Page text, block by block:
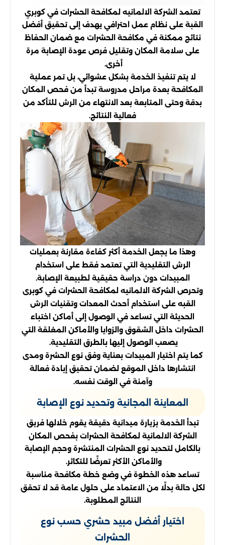
تعتمد الشركة الالمانيه لمكافحة الحشرات في كوبري
القبة على نظام عمل احترافي يهدف إلى تحقيق أفضل
نتائج ممكنة في مكافحة الحشرات مع ضمان الحفاظ
على سلامة المكان وتقليل فرص عودة الإصابة مرة
أخرى.
لا يتم تنفيذ الخدمة بشكل عشوائي، بل تمر عملية
المكافحة بعدة مراحل مدروسة تبدأ من فحص المكان
بدقة وحتى المتابعة بعد الانتهاء من الرش للتأكد من
فعالية النتائج.
وهذا ما يجعل الخدمة أكثر كفاءة مقارنة بعمليات
الرش التقليدية التي تعتمد فقط على استخدام
المبيدات دون دراسة حقيقية لطبيعة الإصابة.
وتحرص الشركة الالمانيه لمكافحة الحشرات في كوبرى
القبه على استخدام أحدث المعدات وتقنيات الرش
الحديثة التي تساعد في الوصول إلى أماكن اختباء
الحشرات داخل الشقوق والزوايا والأماكن المغلقة التي
يصعب الوصول إليها بالطرق التقليدية.
كما يتم اختيار المبيدات بعناية وفق نوع الحشرة ومدى
انتشارها داخل الموقع لضمان تحقيق إبادة فعالة
وآمنة في الوقت نفسه.
المعاينة المجانية وتحديد نوع الإصابة
تبدأ الخدمة بزيارة ميدانية دقيقة يقوم خلالها فريق
الشركة الالمانية لمكافحة الحشرات بفحص المكان
بالكامل لتحديد نوع الحشرات المنتشرة وحجم الإصابة
والأماكن الأكثر تعرضًا للتكاثر.
تساعد هذه الخطوة في وضع خطة مكافحة مناسبة
لكل حالة بدلًا من الاعتماد على حلول عامة قد لا تحقق
النتائج المطلوبة.
اختيار أفضل مبيد حشري حسب نوع
الحشرات